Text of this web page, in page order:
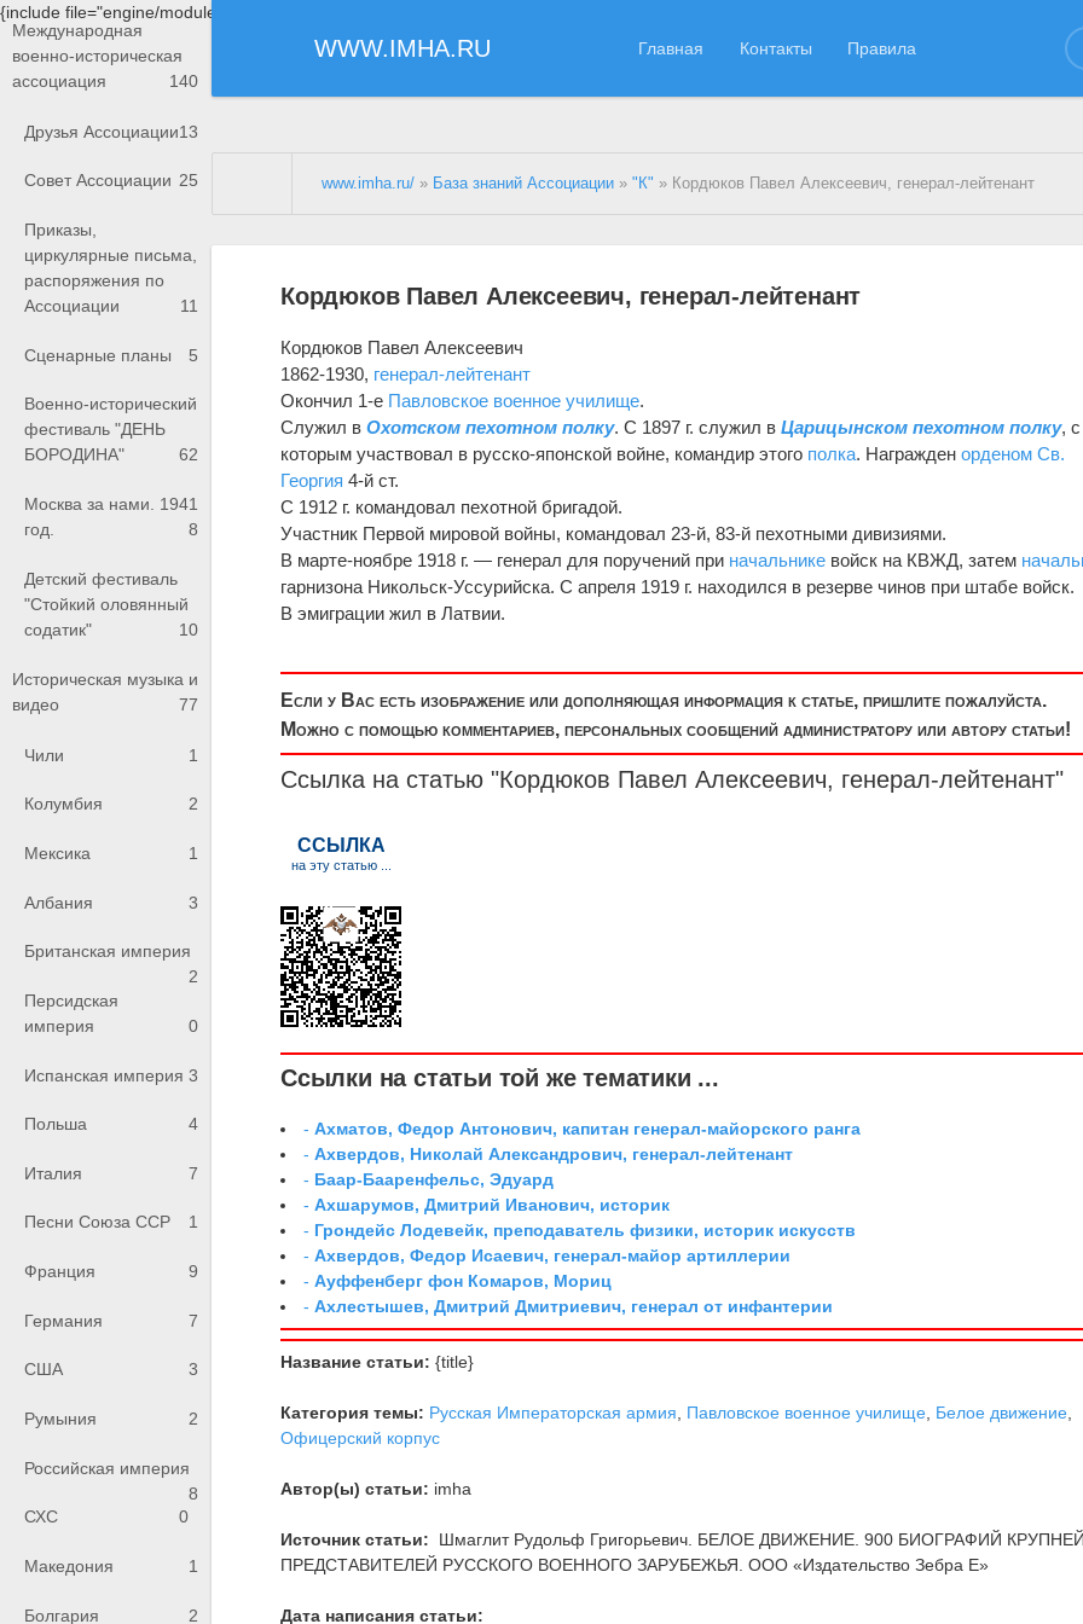
{include file="engine/modules/saperu/head.php"}
WWW.IMHA.RU Главная Контакты Правила
Международная
военно-историческая
ассоциация
140
Друзья Ассоциации13
Совет Ассоциации 25
Приказы,
циркулярные письма,
распоряжения по
Ассоциации
11
Сценарные планы 5
Военно-исторический
фестиваль "ДЕНЬ
БОРОДИНА"
62
Москва за нами. 1941
год.
8
Детский фестиваль
"Стойкий оловянный
содатик"
10
Историческая музыка и
видео
77
Чили 1
Колумбия 2
Мексика 1
Албания 3
Британская империя
2
Персидская
империя
0
Испанская империя 3
Польша 4
Италия 7
Песни Союза ССР 1
Франция 9
Германия 7
США 3
Румыния 2
Российская империя
8
СХС
0
Македония 1
Болгария 2
www.imha.ru/ » База знаний Ассоциации »"К" » Кордюков Павел Алексеевич, генерал-лейтенант
Кордюков Павел Алексеевич, генерал-лейтенант
Кордюков Павел Алексеевич
1862-1930, генерал-лейтенант
Окончил 1-е Павловское военное училище.
Служил вОхотском пехотном полку. С 1897 г. служил вЦарицынском пехотном полку, с
которым участвовал в русско-японской войне, командир этого полка. Награжденорденом Св.
Георгия 4-й ст.
С 1912 г. командовал пехотной бригадой.
Участник Первой мировой войны, командовал 23-й, 83-й пехотными дивизиями.
В марте-ноябре 1918 г. — генерал для поручений при начальнике войск на КВЖД, затем
гарнизона Никольск-Уссурийска. С апреля 1919 г. находился в резерве чинов при штабе войск.
В эмиграции жил в Латвии.
Если у Вас есть изображение или дополняющая информация к статье, пришлите пожалуйста.
Можно с помощью комментариев, персональных сообщений администратору или автору статьи!
Ссылка на статью "Кордюков Павел Алексеевич, генерал-лейтенант"
Ссылки на статьи той же тематики ...
-Ахматов, Федор Антонович, капитан генерал-майорского ранга
-Ахвердов, Николай Александрович, генерал-лейтенант
- Баар-Бааренфельс, Эдуард
-Ахшарумов, Дмитрий Иванович, историк
- Грондейс Лодевейк, преподаватель физики, историк искусств
-Ахвердов, Федор Исаевич, генерал-майор артиллерии
-Ауффенберг фон Комаров, Мориц
-Ахлестышев, Дмитрий Дмитриевич, генерал от инфантерии
Название статьи: {title}
Категория темы: Русская Императорская армия Павловское военное училище Белое движение
Офицерский корпус
Автор(ы) статьи: imha
Источник статьи:
Шмаглит Рудольф Григорьевич. БЕЛОЕ ДВИЖЕНИЕ. 900 БИОГРАФИЙ
ПРЕДСТАВИТЕЛЕЙ РУССКОГО ВОЕННОГО ЗАРУБЕЖЬЯ. ООО «Издательство Зебра Е»
Дата написания статьи: